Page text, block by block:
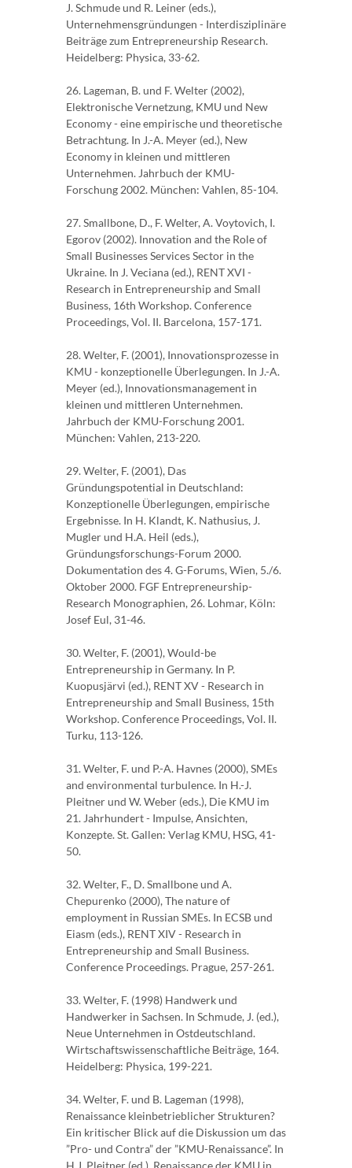
J. Schmude und R. Leiner (eds.),
Unternehmensgründungen - Interdisziplinäre
Beiträge zum Entrepreneurship Research.
Heidelberg: Physica, 33-62.
26. Lageman, B. und F. Welter (2002),
Elektronische Vernetzung, KMU und New
Economy - eine empirische und theoretische
Betrachtung. In J.-A. Meyer (ed.), New
Economy in kleinen und mittleren
Unternehmen. Jahrbuch der KMU-
Forschung 2002. München: Vahlen, 85-104.
27. Smallbone, D., F. Welter, A. Voytovich, I.
Egorov (2002). Innovation and the Role of
Small Businesses Services Sector in the
Ukraine. In J. Veciana (ed.), RENT XVI -
Research in Entrepreneurship and Small
Business, 16th Workshop. Conference
Proceedings, Vol. II. Barcelona, 157-171.
28. Welter, F. (2001), Innovationsprozesse in
KMU - konzeptionelle Überlegungen. In J.-A.
Meyer (ed.), Innovationsmanagement in
kleinen und mittleren Unternehmen.
Jahrbuch der KMU-Forschung 2001.
München: Vahlen, 213-220.
29. Welter, F. (2001), Das
Gründungspotential in Deutschland:
Konzeptionelle Überlegungen, empirische
Ergebnisse. In H. Klandt, K. Nathusius, J.
Mugler und H.A. Heil (eds.),
Gründungsforschungs-Forum 2000.
Dokumentation des 4. G-Forums, Wien, 5./6.
Oktober 2000. FGF Entrepreneurship-
Research Monographien, 26. Lohmar, Köln:
Josef Eul, 31-46.
30. Welter, F. (2001), Would-be
Entrepreneurship in Germany. In P.
Kuopusjärvi (ed.), RENT XV - Research in
Entrepreneurship and Small Business, 15th
Workshop. Conference Proceedings, Vol. II.
Turku, 113-126.
31. Welter, F. und P.-A. Havnes (2000), SMEs
and environmental turbulence. In H.-J.
Pleitner und W. Weber (eds.), Die KMU im
21. Jahrhundert - Impulse, Ansichten,
Konzepte. St. Gallen: Verlag KMU, HSG, 41-
50.
32. Welter, F., D. Smallbone und A.
Chepurenko (2000), The nature of
employment in Russian SMEs. In ECSB und
Eiasm (eds.), RENT XIV - Research in
Entrepreneurship and Small Business.
Conference Proceedings. Prague, 257-261.
33. Welter, F. (1998) Handwerk und
Handwerker in Sachsen. In Schmude, J. (ed.),
Neue Unternehmen in Ostdeutschland.
Wirtschaftswissenschaftliche Beiträge, 164.
Heidelberg: Physica, 199-221.
34. Welter, F. und B. Lageman (1998),
Renaissance kleinbetrieblicher Strukturen?
Ein kritischer Blick auf die Diskussion um das
”Pro- und Contra” der ”KMU-Renaissance”. In